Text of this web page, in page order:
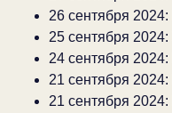
26 сентября 2024:
25 сентября 2024:
24 сентября 2024:
21 сентября 2024:
21 сентября 2024: